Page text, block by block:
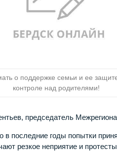
о поддержке семьи и ее
контроле над родителями!
председатель
в последние годы попытки
резкое неприятие и